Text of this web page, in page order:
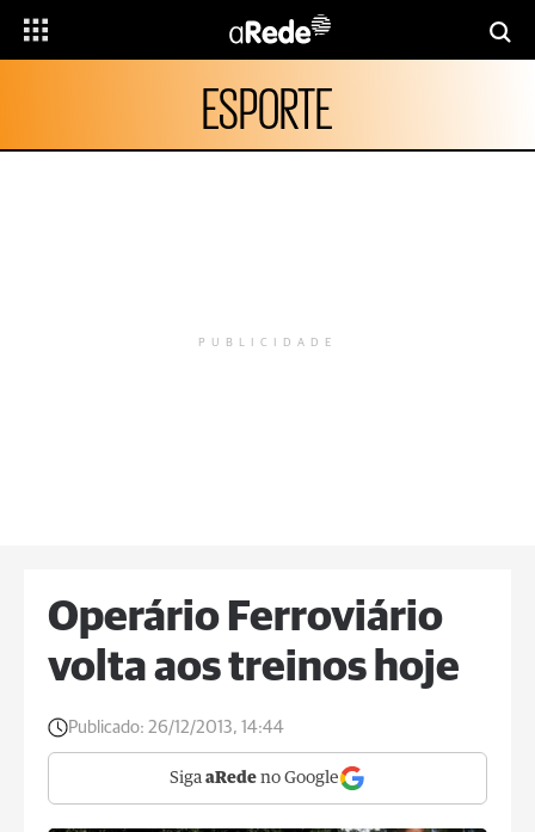
ESPORTE
PUBLICIDADE
Operário Ferroviário
volta aos treinos hoje
Publicado: 26/12/2013, 14:44
Siga aRede no Google